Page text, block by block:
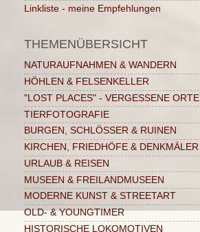
Linkliste - meine Empfehlungen
THEMENÜBERSICHT
NATURAUFNAHMEN & WANDERN
HÖHLEN & FELSENKELLER
"LOST PLACES" - VERGESSENE ORTE
TIERFOTOGRAFIE
BURGEN, SCHLÖSSER & RUINEN
KIRCHEN, FRIEDHÖFE & DENKMÄLER
URLAUB & REISEN
MUSEEN & FREILANDMUSEEN
MODERNE KUNST & STREETART
OLD- & YOUNGTIMER
HISTORISCHE LOKOMOTIVEN